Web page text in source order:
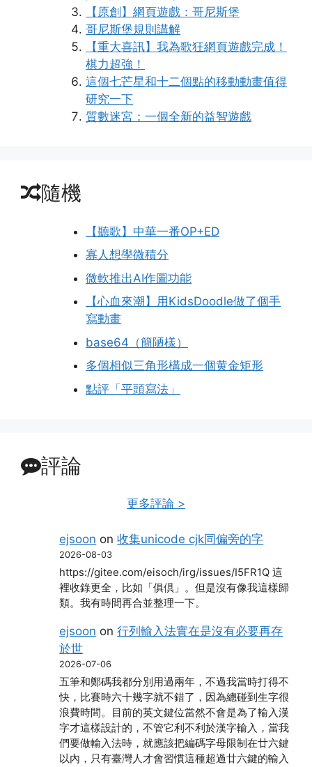
【原創】網頁遊戲：哥尼斯堡
哥尼斯堡規則講解
【重大喜訊】我為歌狂網頁遊戲完成！
棋力超強！
這個七芒星和十二個點的移動動畫值得
研究一下
質數迷宮：一個全新的益智遊戲
隨機
【聽歌】中華一番OP+ED
寡人想學微積分
微軟推出AI作圖功能
【心血來潮】用KidsDoodle做了個手
寫動畫
base64（簡陋樣）
多個相似三角形構成一個黄金矩形
點評「平頭寫法」
評論
更多評論 >
ejsoon on收集unicode cjk同偏旁的字
2026-08-03
https://gitee.com/eisoch/irg/issues/I5FR1Q 這
裡收錄更全，比如「俱倶」。但是沒有像我這樣歸
類。我有時間再合並整理一下。
ejsoon on行列輸入法實在是沒有必要再存
於世
2026-07-06
五筆和鄭碼我都分別用過兩年，不過我當時打得不
快，比賽時六十幾字就不錯了，因為總碰到生字很
浪費時間。目前的英文鍵位當然不會是為了輸入漢
字才這樣設計的，不管它利不利於漢字輸入，當我
們要做輸入法時，就應該把編碼字母限制在廿六鍵
以內，只有臺灣人才會習慣這種超過廿六鍵的輸入